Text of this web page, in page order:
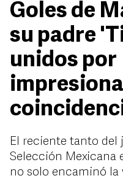
Goles de
su padre
unidos por
El reciente tanto del
Selección Mexicana
no solo encaminó la